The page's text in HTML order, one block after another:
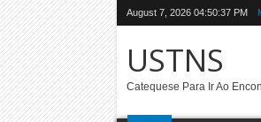
August 7, 2026 04:50:38 PM
USTNS
Catequese Para Ir Ao